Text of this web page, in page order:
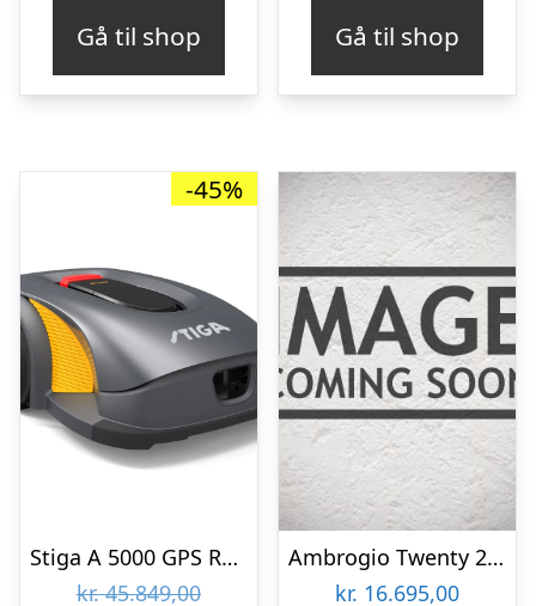
kr. 8.999,00.kr. 6.499,00.
Gå til shop Gå til shop
-45%
Stiga A 5000 GPS Robotplæneklipper
kr.45.849,00Den
Ambrogio Twenty 25 Elite 1800m2 – Robotplæneklipper
kr. 16.695,00